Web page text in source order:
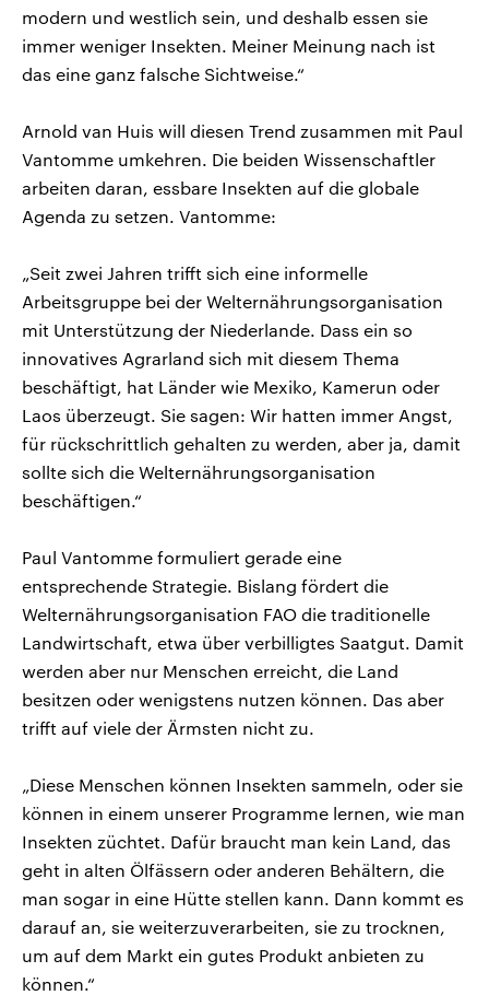
modern und westlich sein, und deshalb essen sie
immer weniger Insekten. Meiner Meinung nach ist
das eine ganz falsche Sichtweise.“
Arnold van Huis will diesen Trend zusammen mit Paul
Vantomme umkehren. Die beiden Wissenschaftler
arbeiten daran, essbare Insekten auf die globale
Agenda zu setzen. Vantomme:
„Seit zwei Jahren trifft sich eine informelle
Arbeitsgruppe bei der Welternährungsorganisation
mit Unterstützung der Niederlande. Dass ein so
innovatives Agrarland sich mit diesem Thema
beschäftigt, hat Länder wie Mexiko, Kamerun oder
Laos überzeugt. Sie sagen: Wir hatten immer Angst,
für rückschrittlich gehalten zu werden, aber ja, damit
sollte sich die Welternährungsorganisation
beschäftigen.“
Paul Vantomme formuliert gerade eine
entsprechende Strategie. Bislang fördert die
Welternährungsorganisation FAO die traditionelle
Landwirtschaft, etwa über verbilligtes Saatgut. Damit
werden aber nur Menschen erreicht, die Land
besitzen oder wenigstens nutzen können. Das aber
trifft auf viele der Ärmsten nicht zu.
„Diese Menschen können Insekten sammeln, oder sie
können in einem unserer Programme lernen, wie man
Insekten züchtet. Dafür braucht man kein Land, das
geht in alten Ölfässern oder anderen Behältern, die
man sogar in eine Hütte stellen kann. Dann kommt es
darauf an, sie weiterzuverarbeiten, sie zu trocknen,
um auf dem Markt ein gutes Produkt anbieten zu
können.“